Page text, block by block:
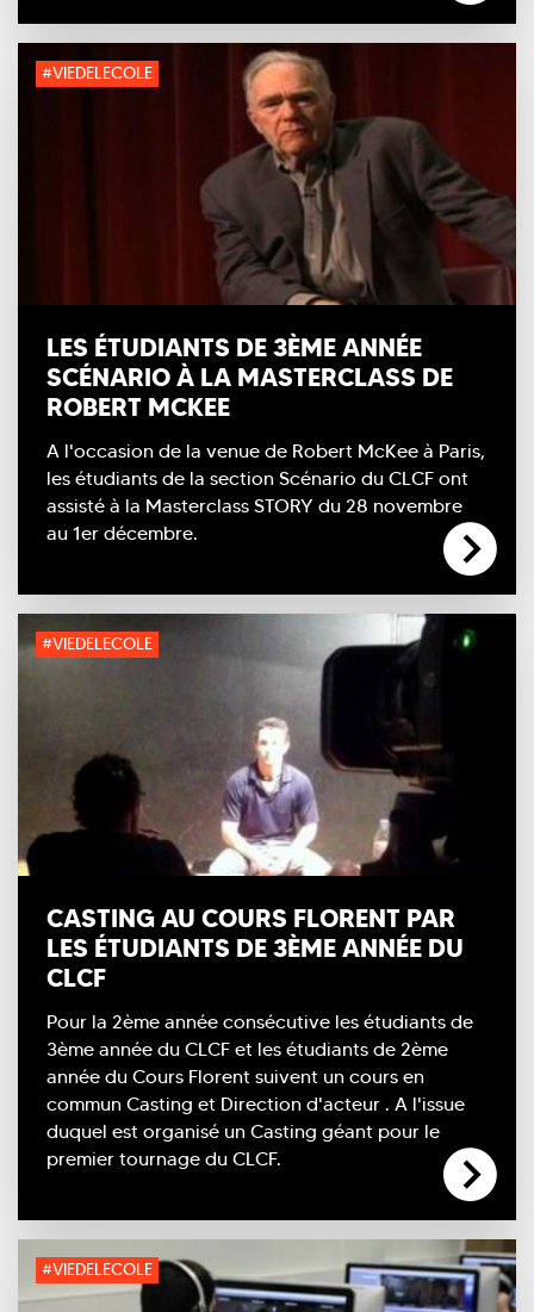
#VIEDELECOLE
LES ÉTUDIANTS DE 3ÈME ANNÉE
SCÉNARIO À LA MASTERCLASS DE
ROBERT MCKEE
A l'occasion de la venue de Robert McKee à Paris,
les étudiants de la section Scénario du CLCF ont
assisté à la Masterclass STORY du 28 novembre
au 1er décembre.
#VIEDELECOLE
CASTING AU COURS FLORENT PAR
LES ÉTUDIANTS DE 3ÈME ANNÉE DU
CLCF
Pour la 2ème année consécutive les étudiants de
3ème année du CLCF et les étudiants de 2ème
année du Cours Florent suivent un cours en
commun Casting et Direction d'acteur . A l'issue
duquel est organisé un Casting géant pour le
premier tournage du CLCF.
#VIEDELECOLE